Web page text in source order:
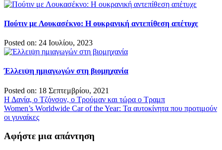
Πούτιν με Λουκασέκνο: Η ουκρανική αντεπίθεση απέτυχε
Posted on: 24 Ιουλίου, 2023
Έλλειψη ημιαγωγών στη βιομηχανία
Posted on: 18 Σεπτεμβρίου, 2021
Πλοήγηση
άρθρων
Η Δανία, ο Τζόνσον, ο Τρούμαν και τώρα ο Τραμπ
Women’s Worldwide Car of the Year: Τα αυτοκίνητα που προτιμούν
οι γυναίκες
Αφήστε μια απάντηση